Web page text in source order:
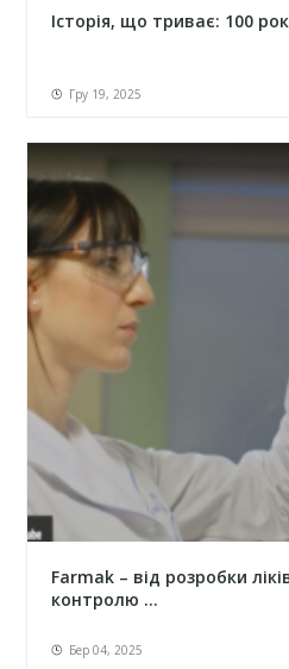
Історія, що триває: 100
Гру 19, 2025
Farmak – від розробки
контролю ...
Бер 04, 2025